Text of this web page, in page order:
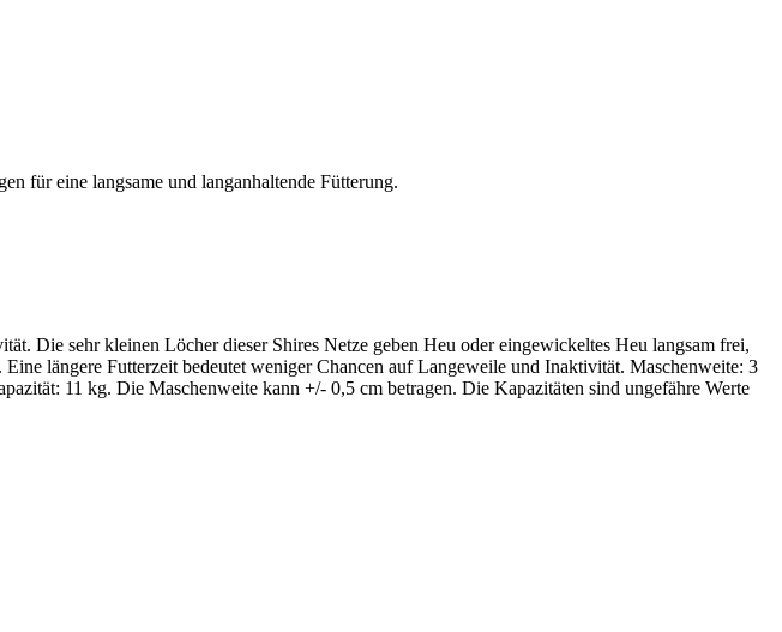
für eine langsame und langanhaltende Fütterung.
Die sehr kleinen Löcher dieser Shires Netze geben Heu oder eingewickeltes Heu langsam frei,
längere Futterzeit bedeutet weniger Chancen auf Langeweile und Inaktivität. Maschenweite: 3
11 kg. Die Maschenweite kann +/- 0,5 cm betragen. Die Kapazitäten sind ungefähre Werte